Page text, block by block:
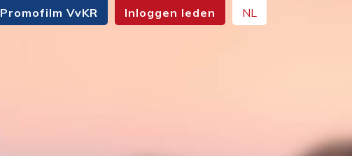
Promofilm VvKR Inloggen leden NL